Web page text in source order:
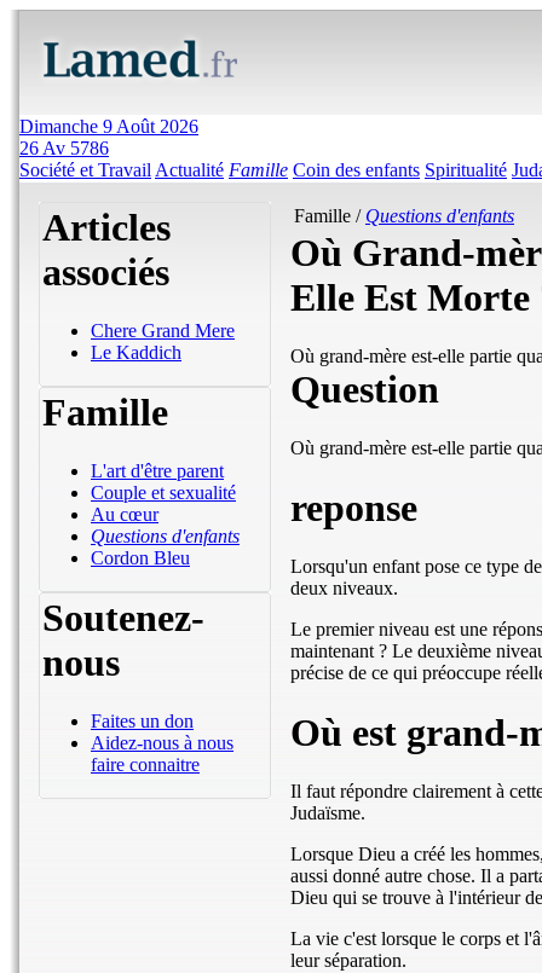
Dimanche 9 Août 2026
26 Av 5786
Société et Travail Actualité Famille Coin des enfants Spiritualité
Articles
associés
Chere Grand Mere
Le Kaddich
Famille
L'art d'être parent
Couple et sexualité
Au cœur
Questions d'enfants
Cordon Bleu
Soutenez-
nous
Faites un don
Aidez-nous à nous
faire connaitre
Famille / Questions d'enfants
Où Grand-
Elle Est Morte
Où grand-mère est-elle partie
Question
Où grand-mère est-elle partie
reponse
Lorsqu'un enfant pose ce type
deux niveaux.
Le premier niveau est une
maintenant ? Le deuxième
précise de ce qui préoccupe
Où est grand-
Il faut répondre clairement à
Judaïsme.
Lorsque Dieu a créé les
aussi donné autre chose. Il a
Dieu qui se trouve à l'intérieur
La vie c'est lorsque le corps et
leur séparation.